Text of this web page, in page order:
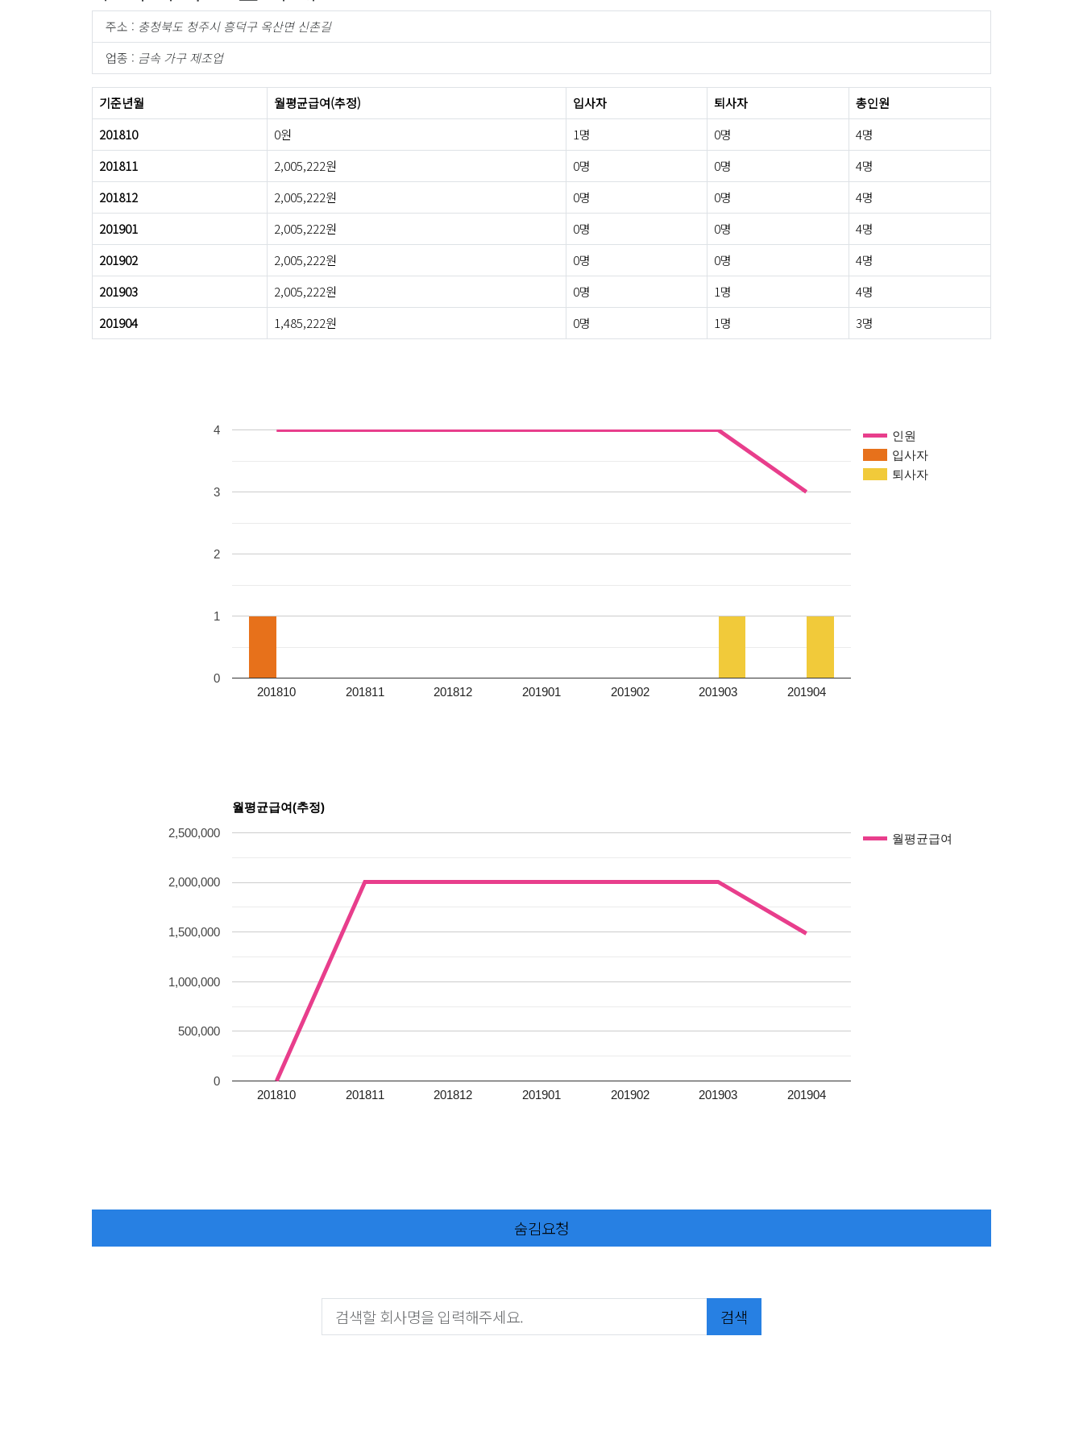
주소 : 충청북도 청주시 흥덕구 옥산면 신촌길
업종 : 금속 가구 제조업
기준년월 월평균급여(추정) 입사자 퇴사자
총인원
201810
0원 1명 0명
4명
201811
2,005,222원 0명 0명
4명
201812
2,005,222원 0명 0명
4명
201901
2,005,222원 0명 0명
4명
201902
2,005,222원 0명 0명
4명
201903
2,005,222원 0명 1명
4명
201904
1,485,222원 0명 1명 3명
인원
입사자
퇴사자
201810 201811 201812 201901 201902 201903 201904
0
1
2
3
4
월평균급여(추정)
월평균급여
201810 201811 201812 201901 201902 201903 201904
0
500,000
1,000,000
1,500,000
2,000,000
2,500,000
숨김요청
검색